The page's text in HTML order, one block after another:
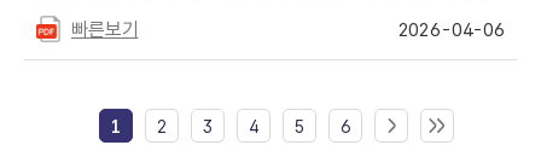
빠른보기 2026-04-06
1 2 3 4 5 6